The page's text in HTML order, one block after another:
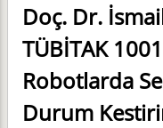
Doç. Dr.
TÜBİTAK
Robotlarda
Durum